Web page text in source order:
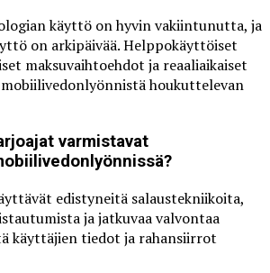
käyttö on hyvin vakiintunutta, ja
on arkipäivää. Helppokäyttöiset
maksuvaihtoehdot ja reaaliaikaiset
houkuttelevan
varmistavat
edistyneitä salaustekniikoita,
ja jatkuvaa valvontaa
käyttäjien tiedot ja rahansiirrot